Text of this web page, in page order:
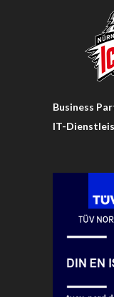
Business
IT-